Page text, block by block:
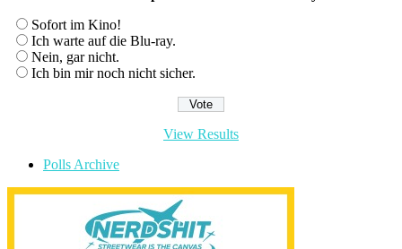
Sofort im Kino!
Ich warte auf die Blu-ray.
Nein, gar nicht.
Ich bin mir noch nicht sicher.
View Results
Polls Archive